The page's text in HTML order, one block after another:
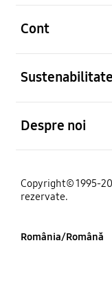
Cont
Sustenabilitate
Despre noi
Copyright© 1995-
rezervate.
România/Română